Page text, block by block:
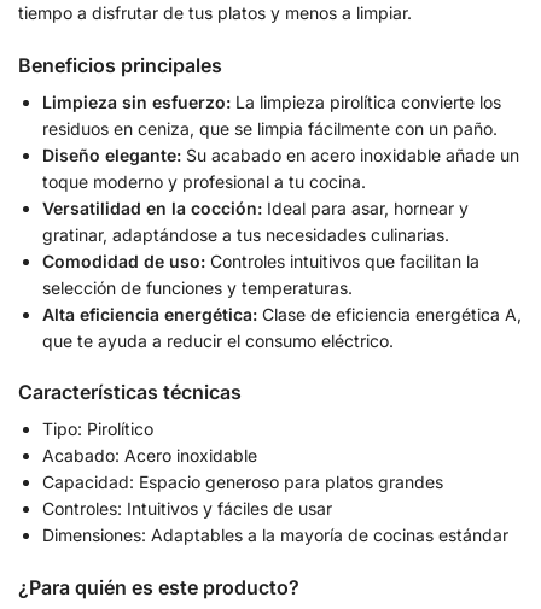
tiempo a disfrutar de tus platos y menos a limpiar.
Beneficios principales
Limpieza sin esfuerzo: La limpieza pirolítica convierte los
residuos en ceniza, que se limpia fácilmente con un paño.
Diseño elegante: Su acabado en acero inoxidable añade un
toque moderno y profesional a tu cocina.
Versatilidad en la cocción: Ideal para asar, hornear y
gratinar, adaptándose a tus necesidades culinarias.
Comodidad de uso: Controles intuitivos que facilitan la
selección de funciones y temperaturas.
Alta eficiencia energética: Clase de eficiencia energética A,
que te ayuda a reducir el consumo eléctrico.
Características técnicas
Tipo: Pirolítico
Acabado: Acero inoxidable
Capacidad: Espacio generoso para platos grandes
Controles: Intuitivos y fáciles de usar
Dimensiones: Adaptables a la mayoría de cocinas estándar
¿Para quién es este producto?